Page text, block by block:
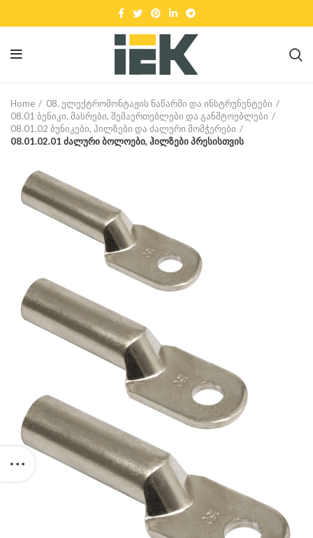
Home
08. ელექტრომონტაჟის ნაწარმი და ინსტრუნენტები
08.01 ბენიკი, მასრები, შემაერთებლები და განშტოებლები
08.01.02 ბუნიკები, ჰილზები და ძალური მომჭერები
08.01.02.01 ძალური ბოლოები, ჰილზები პრესისთვის